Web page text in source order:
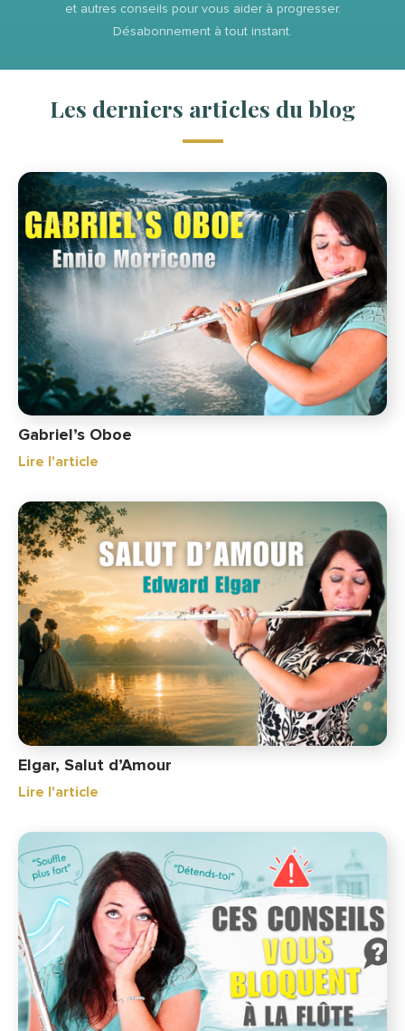
et autres conseils pour vous aider à progresser.
Désabonnement à tout instant.
Les derniers articles du blog
Gabriel’s Oboe
Lire l'article
Elgar, Salut d’Amour
Lire l'article